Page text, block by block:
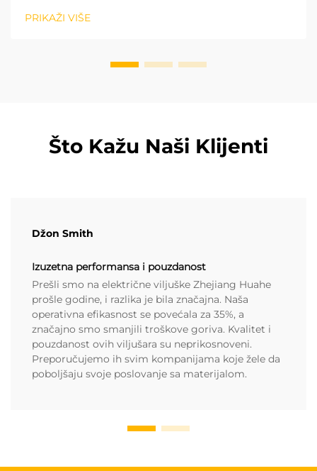
litijumskim baterijama se brzo punjaju i nemaju
emisiju, što ih čini idealnim za zatvoreni skladište ili...
PRIKAŽI VIŠE
Što Kažu Naši Klijenti
Džon Smith
Izuzetna performansa i pouzdanost
Prešli smo na električne viljuške Zhejiang Huahe
prošle godine, i razlika je bila značajna. Naša
operativna efikasnost se povećala za 35%, a
značajno smo smanjili troškove goriva. Kvalitet i
pouzdanost ovih viljušara su neprikosnoveni.
Preporučujemo ih svim kompanijama koje žele da
poboljšaju svoje poslovanje sa materijalom.